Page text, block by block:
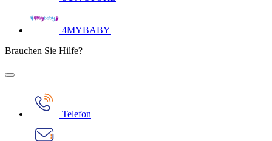
4MYBABY
Brauchen Sie Hilfe?
Telefon